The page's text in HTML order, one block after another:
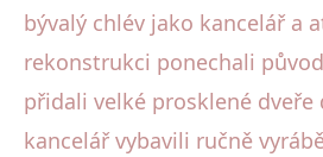
bývalý chlév jako kancelář a
rekonstrukci ponechali
přidali velké prosklené dveře
kancelář vybavili ručně